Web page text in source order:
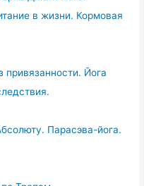
в жизни. Кормовая
привязанности. Йога
Парасэва-йога.